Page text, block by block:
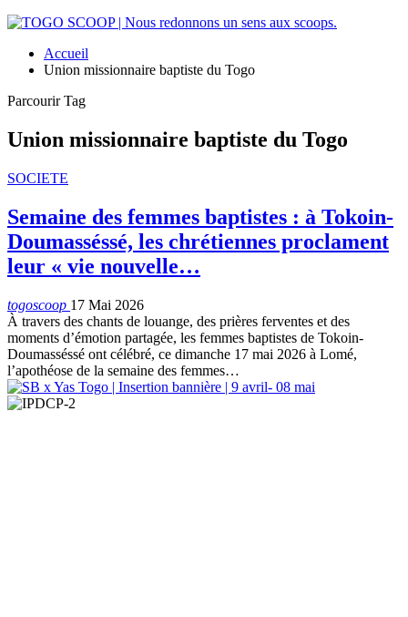
Accueil
Union missionnaire baptiste du Togo
Parcourir Tag
Union missionnaire baptiste du Togo
SOCIETE
Semaine des femmes baptistes : à Tokoin-
Doumasséssé, les chrétiennes proclament
leur « vie nouvelle…
togoscoop 17 Mai 2026
À travers des chants de louange, des prières ferventes et des
moments d’émotion partagée, les femmes baptistes de Tokoin-
Doumasséssé ont célébré, ce dimanche 17 mai 2026 à Lomé,
l’apothéose de la semaine des femmes…